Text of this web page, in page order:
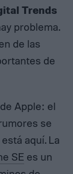
Trends
problema.
de las
de
Apple: el
se
aquí. La
SE es un